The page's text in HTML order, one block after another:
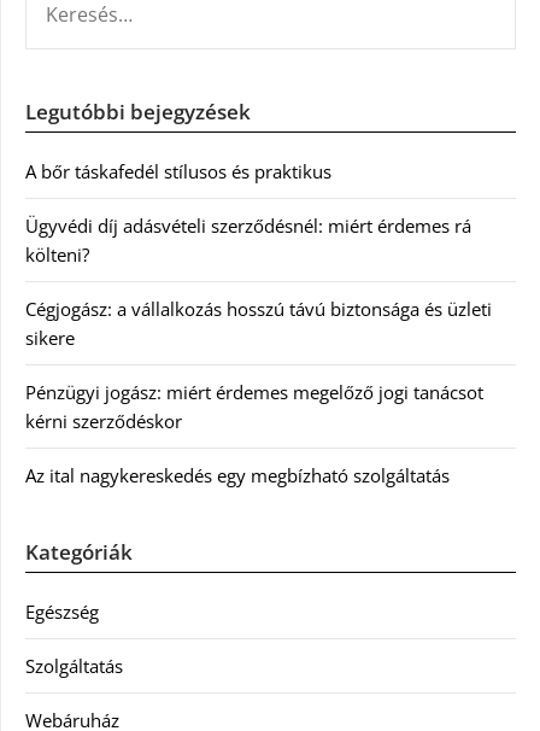
Legutóbbi bejegyzések
A bőr táskafedél stílusos és praktikus
Ügyvédi díj adásvételi szerződésnél: miért érdemes rá
költeni?
Cégjogász: a vállalkozás hosszú távú biztonsága és üzleti
sikere
Pénzügyi jogász: miért érdemes megelőző jogi tanácsot
kérni szerződéskor
Az ital nagykereskedés egy megbízható szolgáltatás
Kategóriák
Egészség
Szolgáltatás
Webáruház